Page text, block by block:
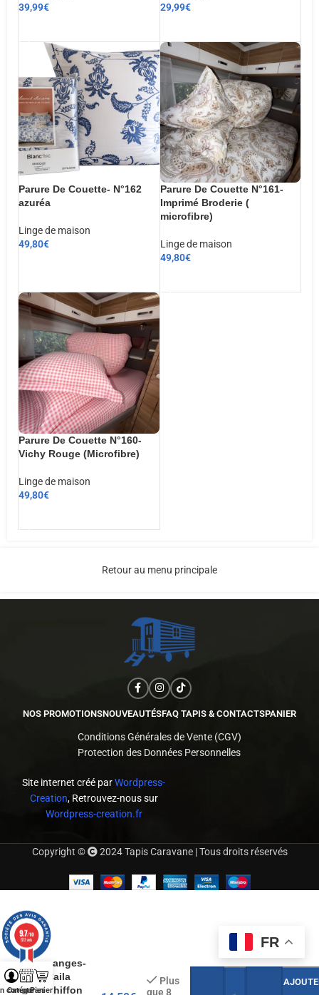
39,99€
29,99€
Parure De Couette- N°162
azuréa
Linge de maison
49,80€
Parure De Couette N°161-
Imprimé Broderie (
microfibre)
Linge de maison
49,80€
Parure De Couette N°160-
Vichy Rouge (Microfibre)
Linge de maison
49,80€
Retour au menu principale
NOS PROMOTIONSNOUVEAUTÉSFAQ TAPIS & CONTACTSPANIER
Conditions Générales de Vente (CGV)
Protection des Données Personnelles
Site internet créé parWordpress-
Creation, Retrouvez-nous sur
Wordpress-creation.fr
Copyright © 2024 Tapis Caravane | Tous droits réservés
compte
Catégories
Panier
Langes-
Caila
Chiffon
Plus
que 8
FR
9.7/10
523 avis